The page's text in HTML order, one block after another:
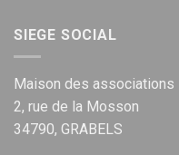
SIEGE SOCIAL
Maison des associations
2, rue de la Mosson
34790, GRABELS